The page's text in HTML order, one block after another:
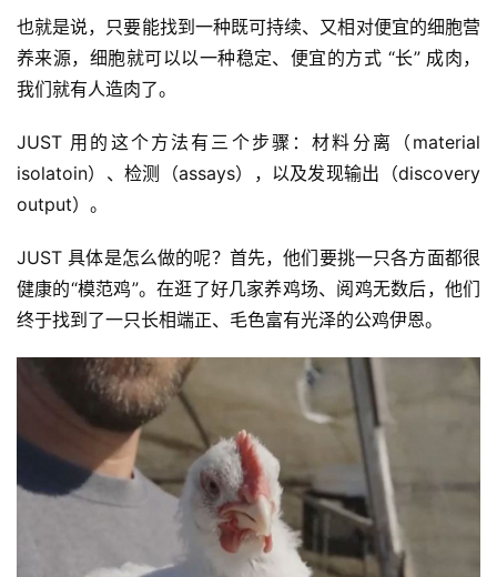
也就是说，只要能找到一种既可持续、又相对便宜的细胞营
养来源，细胞就可以以一种稳定、便宜的方式 “长” 成肉，
我们就有人造肉了。
JUST 用的这个方法有三个步骤：材料分离（material
isolatoin）、检测（assays），以及发现输出（discovery
output）。
JUST 具体是怎么做的呢？首先，他们要挑一只各方面都很
健康的“模范鸡”。在逛了好几家养鸡场、阅鸡无数后，他们
终于找到了一只长相端正、毛色富有光泽的公鸡伊恩。